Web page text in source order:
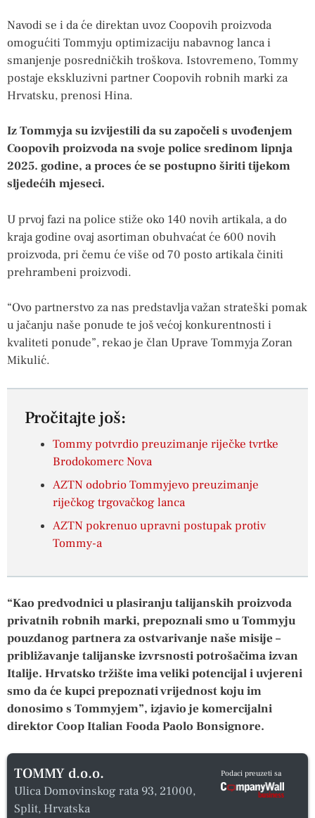
Navodi se i da će direktan uvoz Coopovih proizvoda
omogućiti Tommyju optimizaciju nabavnog lanca i
smanjenje posredničkih troškova. Istovremeno, Tommy
postaje ekskluzivni partner Coopovih robnih marki za
Hrvatsku, prenosi Hina.
Iz Tommyja su izvijestili da su započeli s uvođenjem
Coopovih proizvoda na svoje police sredinom lipnja
2025. godine, a proces će se postupno širiti tijekom
sljedećih mjeseci.
U prvoj fazi na police stiže oko 140 novih artikala, a do
kraja godine ovaj asortiman obuhvaćat će 600 novih
proizvoda, pri čemu će više od 70 posto artikala činiti
prehrambeni proizvodi.
“Ovo partnerstvo za nas predstavlja važan strateški pomak
u jačanju naše ponude te još većoj konkurentnosti i
kvaliteti ponude”, rekao je član Uprave Tommyja Zoran
Mikulić.
Pročitajte još:
Tommy potvrdio preuzimanje riječke tvrtke
Brodokomerc Nova
AZTN odobrio Tommyjevo preuzimanje
riječkog trgovačkog lanca
AZTN pokrenuo upravni postupak protiv
Tommy-a
“Kao predvodnici u plasiranju talijanskih proizvoda
privatnih robnih marki, prepoznali smo u Tommyju
pouzdanog partnera za ostvarivanje naše misije –
približavanje talijanske izvrsnosti potrošačima izvan
Italije. Hrvatsko tržište ima veliki potencijal i uvjereni
smo da će kupci prepoznati vrijednost koju im
donosimo s Tommyjem”, izjavio je komercijalni
direktor Coop Italian Fooda Paolo Bonsignore.
TOMMY d.o.o.
Ulica Domovinskog rata 93, 21000,
Split, Hrvatska
Podaci preuzeti sa